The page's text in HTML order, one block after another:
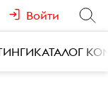
Войти
КАТАЛОГ